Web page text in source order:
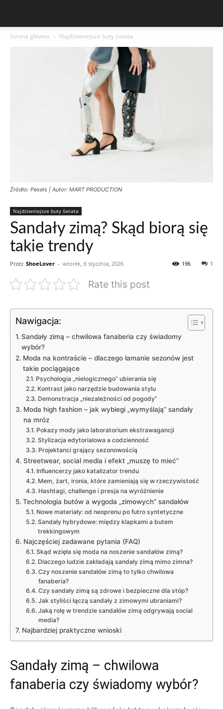
Strona główna Najdziwniejsze buty świata
Źródło: Pexels | Autor: MART PRODUCTION
Najdziwniejsze buty świata
Sandały zimą? Skąd biorą się
takie trendy
Przez ShoeLover - wtorek, 6 stycznia, 2026 1
196
Rate this post
Nawigacja:
Sandały zimą – chwilowa fanaberia czy świadomy
wybór?
Moda na kontraście – dlaczego łamanie sezonów jest
takie pociągające
Psychologia „nielogicznego” ubierania się
Kontrast jako narzędzie budowania stylu
Demonstracja „niezależności od pogody”
Moda high fashion – jak wybiegi „wymyślają” sandały
na mróz
Pokazy mody jako laboratorium ekstrawagancji
Stylizacja edytorialowa a codzienność
Projektanci grający sezonowością
Streetwear, social media i efekt „muszę to mieć”
Influencerzy jako katalizator trendu
Mem, żart, ironia, które zamieniają się w rzeczywistość
Hashtagi, challenge i presja na wyróżnienie
Technologia butów a wygoda „zimowych” sandałów
Nowe materiały: od neoprenu po futro syntetyczne
Sandały hybrydowe: między klapkami a butem
trekkingowym
Najczęściej zadawane pytania (FAQ)
Skąd wzięła się moda na noszenie sandałów zimą?
Dlaczego ludzie zakładają sandały zimą mimo zimna?
Czy noszenie sandałów zimą to tylko chwilowa
fanaberia?
Czy sandały zimą są zdrowe i bezpieczne dla stóp?
Jak styliści łączą sandały z zimowymi ubraniami?
Jaką rolę w trendzie sandałów zimą odgrywają social
media?
Najbardziej praktyczne wnioski
Sandały zimą – chwilowa
fanaberia czy świadomy wybór?